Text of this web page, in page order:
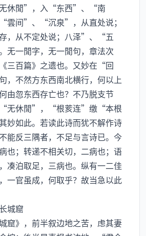
休閒”，入“东西”、“南
雲间”、“沉泉”，从直处说；
，从不定处说；八泽”、“五
无一閒字，无一閒句，章法次
三百篇》之遗也。又妙在“回
不然方东西南北横行，何以上
由忽东西存亡也？不乃脱支节
无休閒”，“根荄连”缴“本根
妙如此。若读此诗而犹不解作诗
能反三隅者，不足与言诗已。今
也；转递不相关切，二病也；语
凑泊取足，三病也。纵有一二佳
一官虽成，何取乎？故当急以此
城窟
》，前半叙边地之苦，虑其妻